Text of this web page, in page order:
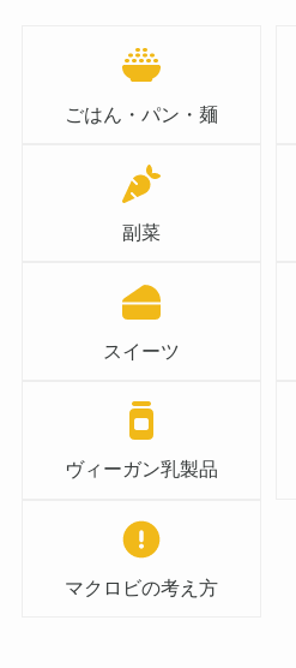
ごはん・パン・麺
副菜
スイーツ
ヴィーガン乳製品
マクロビの考え方